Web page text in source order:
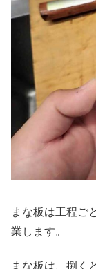
まな板は工程ご
業します。
まな板は、捌く